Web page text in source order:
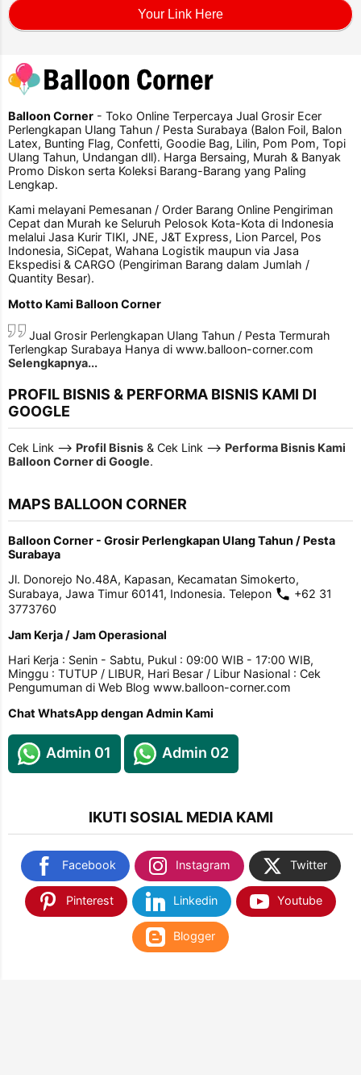
Your Link Here
Balloon Corner - Toko Online Terpercaya Jual Grosir Ecer
Perlengkapan Ulang Tahun / Pesta Surabaya (Balon Foil, Balon
Latex, Bunting Flag, Confetti, Goodie Bag, Lilin, Pom Pom, Topi
Ulang Tahun, Undangan dll). Harga Bersaing, Murah & Banyak
Promo Diskon serta Koleksi Barang-Barang yang Paling
Lengkap.
Kami melayani Pemesanan / Order Barang Online Pengiriman
Cepat dan Murah ke Seluruh Pelosok Kota-Kota di Indonesia
melalui Jasa Kurir TIKI, JNE, J&T Express, Lion Parcel, Pos
Indonesia, SiCepat, Wahana Logistik maupun via Jasa
Ekspedisi & CARGO (Pengiriman Barang dalam Jumlah /
Quantity Besar).
Motto Kami Balloon Corner
Jual Grosir Perlengkapan Ulang Tahun / Pesta Termurah
Terlengkap Surabaya Hanya di www.balloon-corner.com
Selengkapnya...
PROFIL BISNIS & PERFORMA BISNIS KAMI DI
GOOGLE
Cek Link --> Profil Bisnis & Cek Link --> Performa Bisnis Kami
Balloon Corner di Google.
MAPS BALLOON CORNER
Balloon Corner - Grosir Perlengkapan Ulang Tahun / Pesta
Surabaya
Jl. Donorejo No.48A, Kapasan, Kecamatan Simokerto,
Surabaya, Jawa Timur 60141, Indonesia. Telepon
+62 31
3773760
Jam Kerja / Jam Operasional
Hari Kerja : Senin - Sabtu, Pukul : 09:00 WIB - 17:00 WIB,
Minggu : TUTUP / LIBUR, Hari Besar / Libur Nasional : Cek
Pengumuman di Web Blog www.balloon-corner.com
Chat WhatsApp dengan Admin Kami
Admin 01 Admin 02
IKUTI SOSIAL MEDIA KAMI
Facebook Instagram Twitter
Pinterest Linkedin Youtube
Blogger